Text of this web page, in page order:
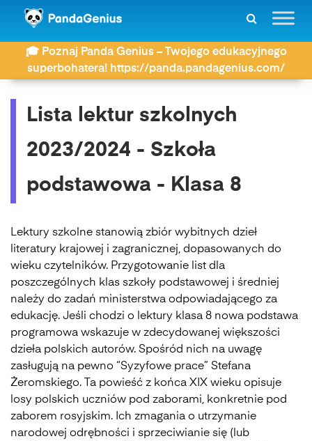
🎓 Poznaj Panda Genius – Twojego edukacyjnego
superbohatera! https://panda.pandagenius.com/
ZDAY Lektury Szkoła podstawowa Klasa 8
Zobacz kategorię
Lista lektur szkolnych
2023/2024 - Szkoła
podstawowa - Klasa 8
Lektury szkolne stanowią zbiór wybitnych dzieł
literatury krajowej i zagranicznej, dopasowanych do
wieku czytelników. Przygotowanie list dla
poszczególnych klas szkoły podstawowej i średniej
należy do zadań ministerstwa odpowiadającego za
edukację. Jeśli chodzi o lektury klasa 8 nowa podstawa
programowa wskazuje w zdecydowanej większości
dzieła polskich autorów. Spośród nich na uwagę
zasługują na pewno “Syzyfowe prace” Stefana
Żeromskiego. Ta powieść z końca XIX wieku opisuje
losy polskich uczniów pod zaborami, konkretnie pod
zaborem rosyjskim. Ich zmagania o utrzymanie
narodowej odrębności i sprzeciwianie się (lub